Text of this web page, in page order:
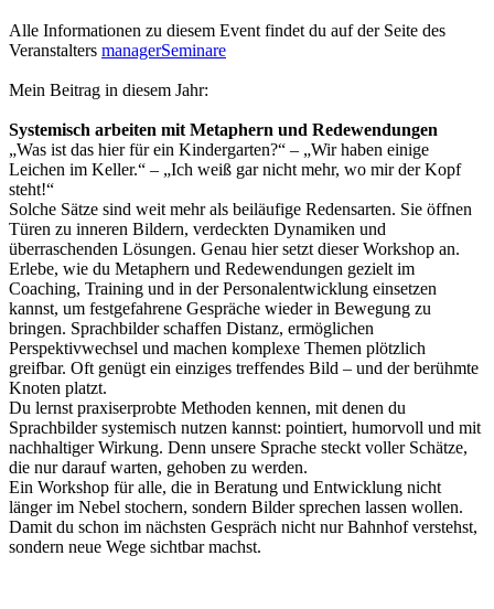
Alle Informationen zu diesem Event findet du auf der Seite des
Veranstalters managerSeminare
Mein Beitrag in diesem Jahr:
Systemisch arbeiten mit Metaphern und Redewendungen
„Was ist das hier für ein Kindergarten?“ – „Wir haben einige
Leichen im Keller.“ – „Ich weiß gar nicht mehr, wo mir der Kopf
steht!“
Solche Sätze sind weit mehr als beiläufige Redensarten. Sie öffnen
Türen zu inneren Bildern, verdeckten Dynamiken und
überraschenden Lösungen. Genau hier setzt dieser Workshop an.
Erlebe, wie du Metaphern und Redewendungen gezielt im
Coaching, Training und in der Personalentwicklung einsetzen
kannst, um festgefahrene Gespräche wieder in Bewegung zu
bringen. Sprachbilder schaffen Distanz, ermöglichen
Perspektivwechsel und machen komplexe Themen plötzlich
greifbar. Oft genügt ein einziges treffendes Bild – und der berühmte
Knoten platzt.
Du lernst praxiserprobte Methoden kennen, mit denen du
Sprachbilder systemisch nutzen kannst: pointiert, humorvoll und mit
nachhaltiger Wirkung. Denn unsere Sprache steckt voller Schätze,
die nur darauf warten, gehoben zu werden.
Ein Workshop für alle, die in Beratung und Entwicklung nicht
länger im Nebel stochern, sondern Bilder sprechen lassen wollen.
Damit du schon im nächsten Gespräch nicht nur Bahnhof verstehst,
sondern neue Wege sichtbar machst.